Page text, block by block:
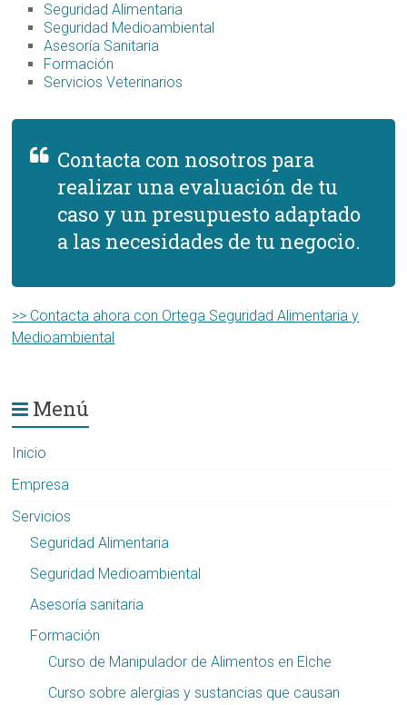
Seguridad Alimentaria
Seguridad Medioambiental
Asesoría Sanitaria
Formación
Servicios Veterinarios
Contacta con nosotros para
realizar una evaluación de tu
caso y un presupuesto adaptado
a las necesidades de tu negocio.
>> Contacta ahora con Ortega Seguridad Alimentaria y
Medioambiental
Menú
Inicio
Empresa
Servicios
Seguridad Alimentaria
Seguridad Medioambiental
Asesoría sanitaria
Formación
Curso de Manipulador de Alimentos en Elche
Curso sobre alergias y sustancias que causan